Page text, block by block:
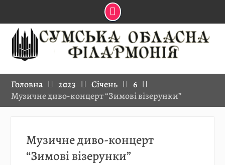
Skip
content
Головна 2023 Січень
6
Музичне диво-концерт “Зимові візерунки”
Музичне диво-концерт
“Зимові візерунки”